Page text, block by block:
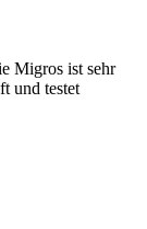
Migros ist sehr
und testet